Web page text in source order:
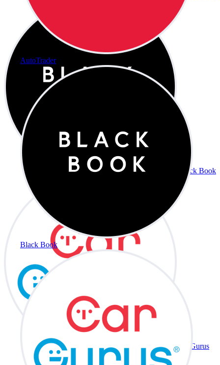
AutoTrader
Black Book
Black Book
CarGurus